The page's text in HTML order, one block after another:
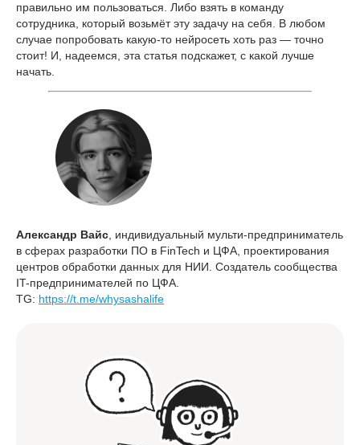
правильно им пользоваться. Либо взять в команду
сотрудника, который возьмёт эту задачу на себя. В любом
случае попробовать какую-то нейросеть хоть раз — точно
стоит! И, надеемся, эта статья подскажет, с какой лучше
начать.
Александр Вайс , индивидуальный мульти-предприниматель
в сферах разработки ПО в FinTech и ЦФА, проектирования
центров обработки данных для НИИ. Создатель сообщества
IT-предпринимателей по ЦФА.
TG: https://t.me/whysashalife